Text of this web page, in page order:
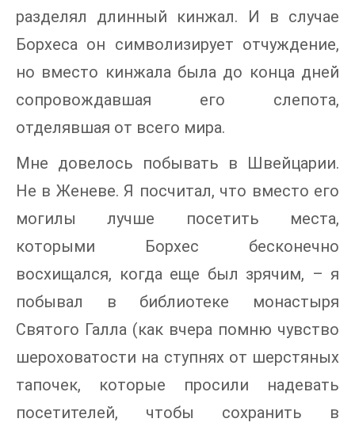
разделял длинный кинжал. И в случае
Борхеса он символизирует отчуждение,
но вместо кинжала была до конца дней
сопровождавшая его слепота,
отделявшая от всего мира.
Мне довелось побывать в Швейцарии.
Не в Женеве. Я посчитал, что вместо его
могилы лучше посетить места,
которыми Борхес бесконечно
восхищался, когда еще был зрячим, – я
побывал в библиотеке монастыря
Святого Галла (как вчера помню чувство
шероховатости на ступнях от шерстяных
тапочек, которые просили надевать
посетителей, чтобы сохранить в